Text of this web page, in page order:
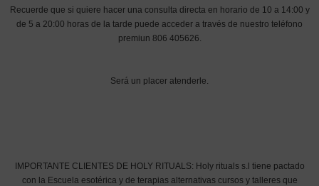
Recuerde que si quiere hacer una consulta directa en horario de 10 a 14:00 y
de 5 a 20:00 horas de la tarde puede acceder a través de nuestro teléfono
premiun 806 405626.
Será un placer atenderle.
IMPORTANTE CLIENTES DE HOLY RITUALS: Holy rituals s.l tiene pactado
con la Escuela esotérica y de terapias alternativas cursos y talleres que